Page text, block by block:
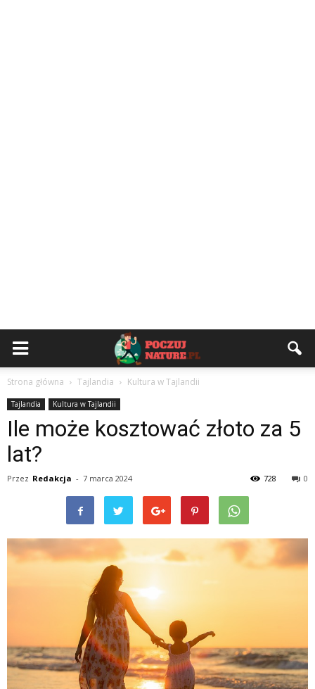
Strona główna Tajlandia Kultura w Tajlandii
Tajlandia Kultura w Tajlandii
Ile może kosztować złoto za 5
lat?
Przez Redakcja - 7 marca 2024 0
728